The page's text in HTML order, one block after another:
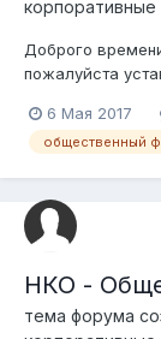
корпоративные
Доброго
пожалуйста
благодарю!
6 Мая 2017
общественный
НКО -
тема форума